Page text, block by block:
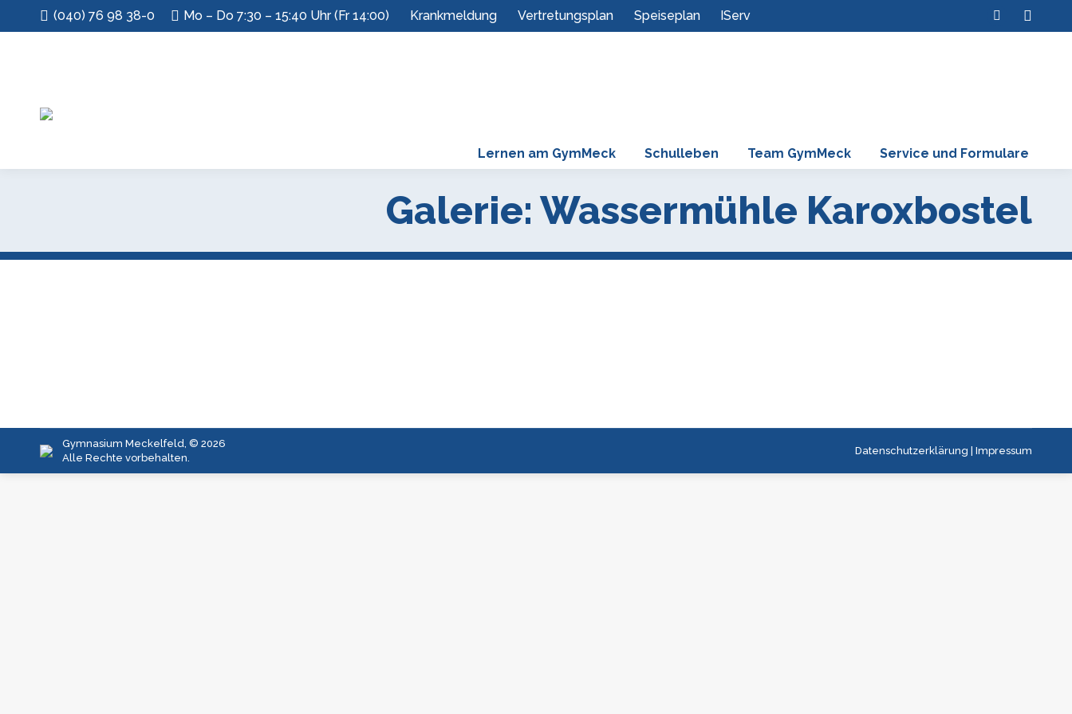
(040) 76 98 38-0 Mo – Do 7:30 – 15:40 Uhr (Fr 14:00) Krankmeldung Vertretungsplan Speiseplan IServ
Instagram
Search:
Lernen am GymMeck Schulleben Team GymMeck Service und Formulare
Galerie: Wassermühle Karoxbostel
Gymnasium Meckelfeld, © 2026
Alle Rechte vorbehalten.
Datenschutzerklärung Impressum